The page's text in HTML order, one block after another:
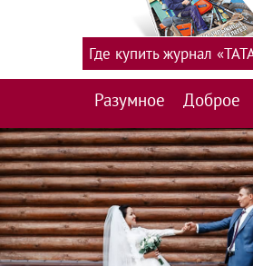
Разумное Доброе
Где купить журнал